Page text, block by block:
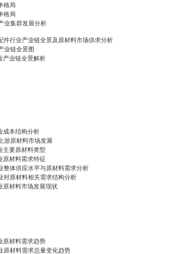
格局
格局
业集群发展分析
件行业产业链全景及原材料市场供求分析
业链全景图
产业链全景解析
成本结构分析
游原材料市场发展
主要原材料类型
原材料需求特征
整体供应水平与原材料需求分析
对原材料相关需求结构分析
原材料市场发展现状
原材料需求趋势
原材料需求总量变化趋势